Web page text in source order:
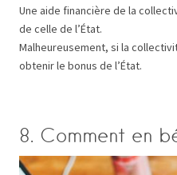
Une aide financière de la
de celle de l’État.
Malheureusement, si la
obtenir le bonus de l’État.
8. Comment en